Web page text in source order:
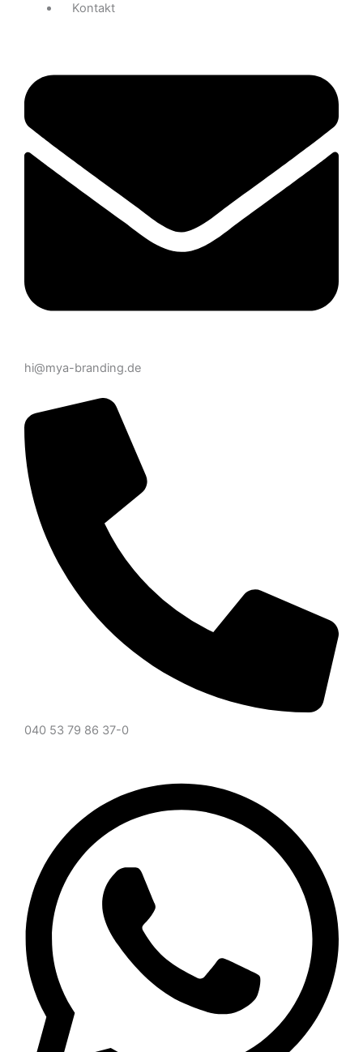
Kontakt
hi@mya-branding.de
040 53 79 86 37-0